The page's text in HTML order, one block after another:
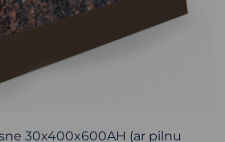
30x400x600AH (ar pilnu